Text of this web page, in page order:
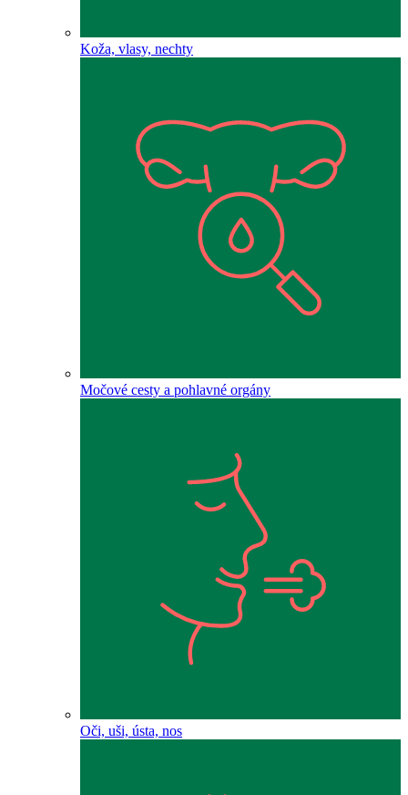
Koža, vlasy, nechty
Močové cesty a pohlavné orgány
Oči, uši, ústa, nos